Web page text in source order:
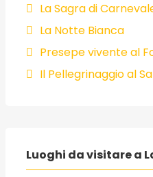
La Sagra di
La Notte Bianca
Presepe vivente al
Il Pellegrinaggio al
Luoghi da visitare a